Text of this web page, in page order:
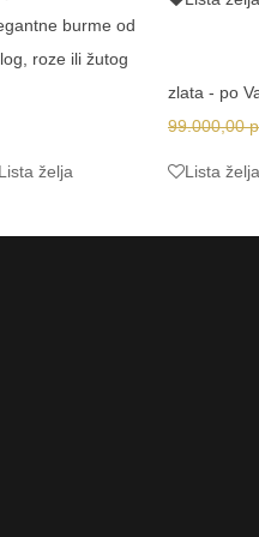
burme od
roze ili žutog
Lista želja
zlata - po
99.000,00
Lista želja